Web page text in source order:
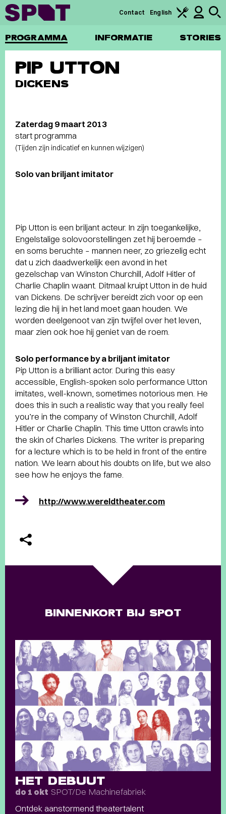
PROGRAMMA INFORMATIE STORIES
Contact English
PIP UTTON
DICKENS
Zaterdag 9 maart 2013
start programma
(Tijden zijn indicatief en kunnen wijzigen)
Solo van briljant imitator
Pip Utton is een briljant acteur. In zijn toegankelijke,
Engelstalige solovoorstellingen zet hij beroemde –
en soms beruchte – mannen neer, zo griezelig echt
dat u zich daadwerkelijk een avond in het
gezelschap van Winston Churchill, Adolf Hitler of
Charlie Chaplin waant. Ditmaal kruipt Utton in de huid
van Dickens. De schrijver bereidt zich voor op een
lezing die hij in het land moet gaan houden. We
worden deelgenoot van zijn twijfel over het leven,
maar zien ook hoe hij geniet van de roem.
Solo performance by a briljant imitator
Pip Utton is a brilliant actor. During this easy
accessible, English-spoken solo performance Utton
imitates, well-known, sometimes notorious men. He
does this in such a realistic way that you really feel
you’re in the company of Winston Churchill, Adolf
Hitler or Charlie Chaplin. This time Utton crawls into
the skin of Charles Dickens. The writer is preparing
for a lecture which is to be held in front of the entire
nation. We learn about his doubts on life, but we also
see how he enjoys the fame.
http://www.wereldtheater.com
BINNENKORT BIJ SPOT
HET DEBUUT
do 1 okt SPOT/De Machinefabriek
Ontdek aanstormend theatertalent